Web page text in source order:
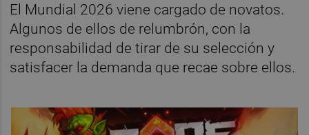
El Mundial 2026 viene cargado de novatos.
Algunos de ellos de relumbrón, con la
responsabilidad de tirar de su selección y
satisfacer la demanda que recae sobre ellos.